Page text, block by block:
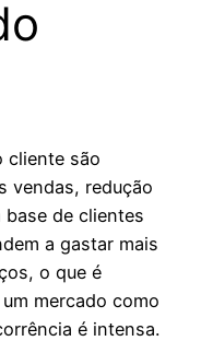
cliente são
vendas, redução
de clientes
a gastar mais
o que é
mercado como
é intensa.